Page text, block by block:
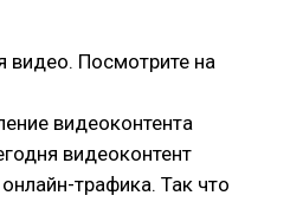
видео. Посмотрите на
видеоконтента
видеоконтент
трафика. Так что